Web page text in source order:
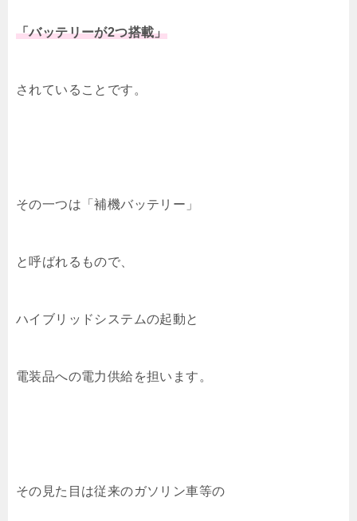
「バッテリーが2つ搭載」
されていることです。
その一つは「補機バッテリー」
と呼ばれるもので、
ハイブリッドシステムの起動と
電装品への電力供給を担います。
その見た目は従来のガソリン車等の